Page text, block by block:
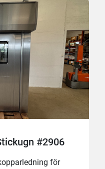
#2906
för